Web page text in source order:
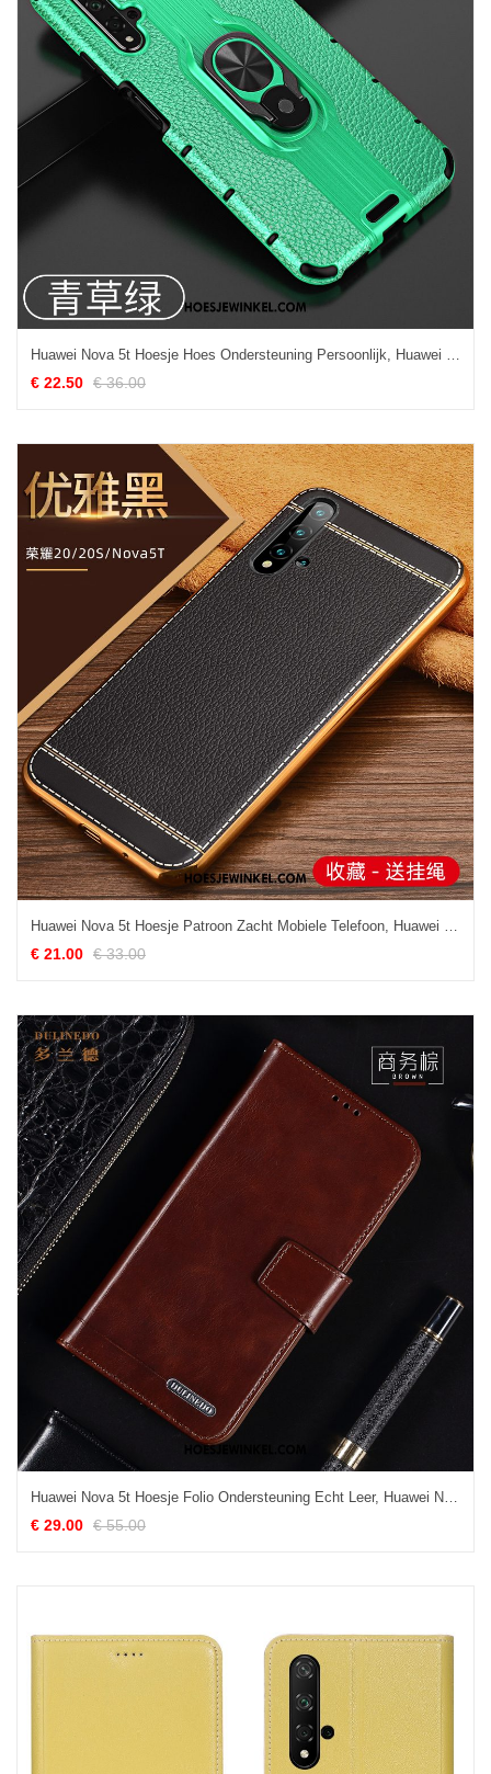
Huawei Nova 5t Hoesje Hoes Ondersteuning Persoonlijk, Huawei Nova 5t Hoesje Mobiele Telefoon Groen
€ 22.50 € 36.00
Huawei Nova 5t Hoesje Patroon Zacht Mobiele Telefoon, Huawei Nova 5t Hoesje Siliconen All Inclusive
€ 21.00 € 33.00
Huawei Nova 5t Hoesje Folio Ondersteuning Echt Leer, Huawei Nova 5t Hoesje Anti-fall Bescherming Braun
€ 29.00 € 55.00